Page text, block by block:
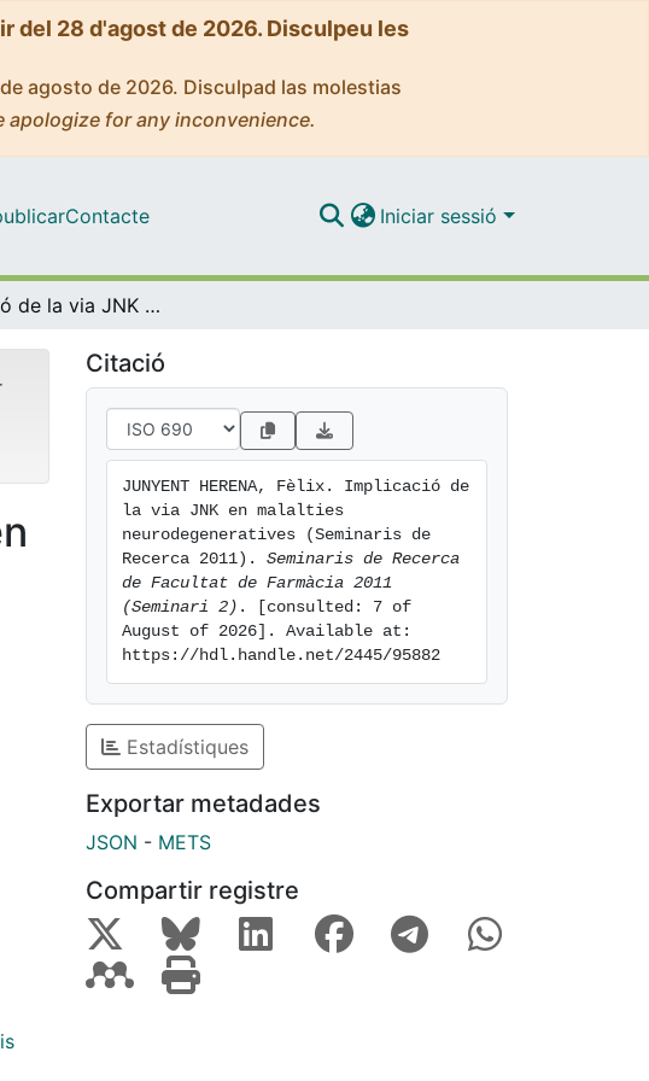
del 28 d'agost de 2026. Disculpeu les
agosto de 2026. Disculpad las molestias
for any inconvenience.
Contacte Iniciar sessió
Implicació de la via JNK en malalties neurodegeneratives (Seminaris de Recerca 2011)
Citació
JUNYENT HERENA, Fèlix. Implicació de
la via JNK en malalties
neurodegeneratives (Seminaris de
Recerca 2011). Seminaris de Recerca
de Facultat de Farmàcia 2011
(Seminari 2) . [consulted: 7 of
August of 2026]. Available at:
https://hdl.handle.net/2445/95882
Estadístiques
Exportar metadades
JSON - METS
Compartir registre